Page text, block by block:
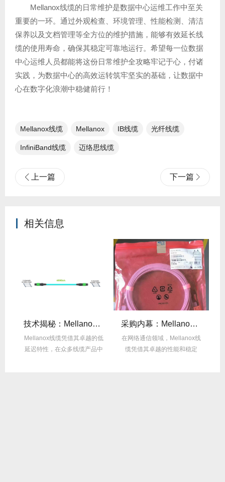
Mellanox线缆的日常维护是数据中心运维工作中至关
重要的一环。通过外观检查、环境管理、性能检测、清洁
保养以及文档管理等全方位的维护措施，能够有效延长线
缆的使用寿命，确保其稳定可靠地运行。希望每一位数据
中心运维人员都能将这份日常维护全攻略牢记于心，付诸
实践，为数据中心的高效运转筑牢坚实的基础，让数据中
心在数字化浪潮中稳健前行！
Mellanox线缆 Mellanox IB线缆​ 光纤线缆
InfiniBand线缆 迈络思线缆
上一篇 下一篇
相关信息
技术揭秘：Mellanox线缆低延迟背后的“信号优化”黑科技！
Mellanox线缆凭借其卓越的低
延迟特性，在众多线缆产品中
采购内幕：Mellanox线缆验真3步走，假货休想蒙混过关！
在网络通信领域，Mellanox线
缆凭借其卓越的性能和稳定